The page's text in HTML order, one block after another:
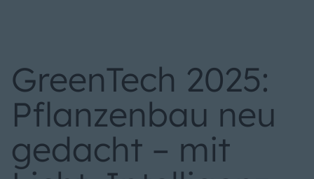
GreenTech 2025:
Pflanzenbau neu
gedacht – mit